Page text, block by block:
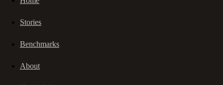
Stories
Benchmarks
About